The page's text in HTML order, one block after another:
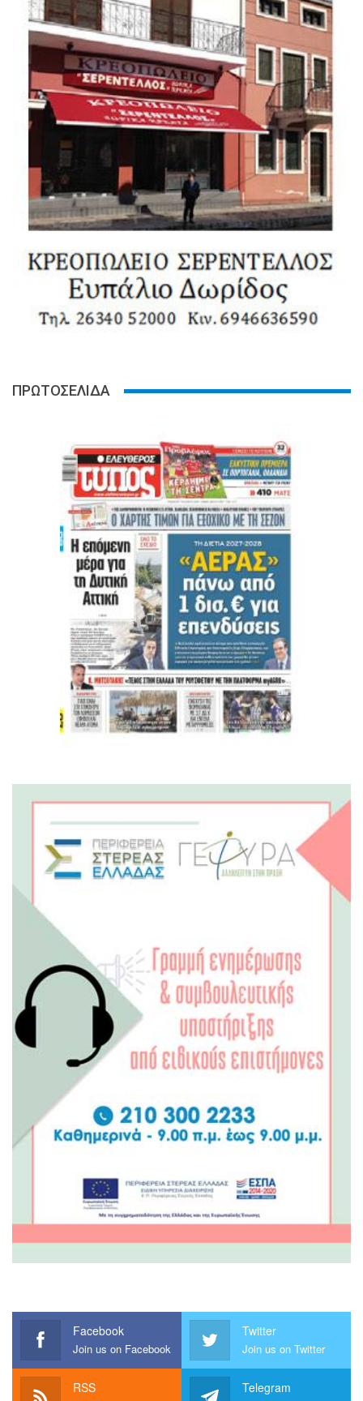
ΠΡΩΤΟΣΕΛΙΔΑ
Facebook
Join us on Facebook
Twitter
Join us on Twitter
RSS Telegram